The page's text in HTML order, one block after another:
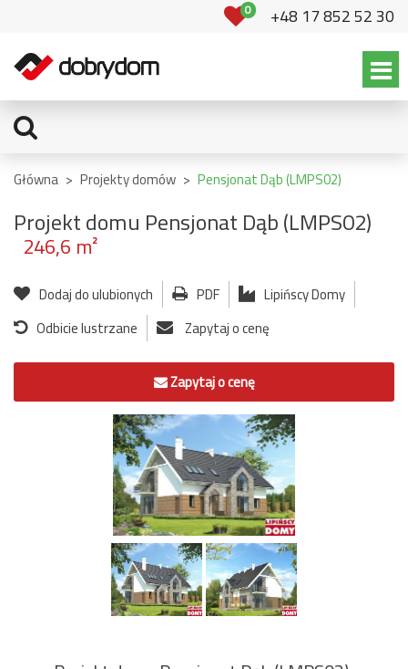
0 +48 17 852 52 30
Główna > Projekty domów > Pensjonat Dąb (LMPS02)
Projekt domu Pensjonat Dąb (LMPS02)
246,6 m²
Dodaj do ulubionych PDF
Lipińscy Domy
Odbicie lustrzane
Zapytaj o cenę
Zapytaj o cenę